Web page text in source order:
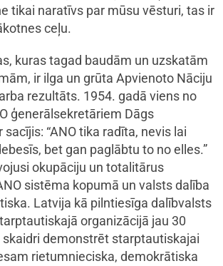
tikai naratīvs par mūsu vēsturi, tas ir
ceļu.
kuras tagad baudām un uzskatām
ir ilga un grūta Apvienoto Nāciju
rezultāts. 1954. gadā viens no
ģenerālsekretāriem Dāgs
“ANO tika radīta, nevis lai
bet gan paglābtu to no elles.”
okupāciju un totalitārus
sistēma kopumā un valsts dalība
Latvija kā pilntiesīga dalībvalsts
organizācijā jau 30
skaidri demonstrēt starptautiskajai
rietumnieciska, demokrātiska